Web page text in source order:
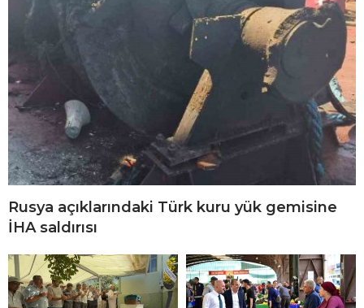
Rusya açıklarındaki Türk kuru yük gemisine
İHA saldırısı